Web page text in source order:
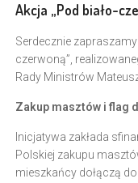
Akcja „Pod biało-
Serdecznie
czerwoną”,
Rady Ministrów
Zakup masztów i flag
Inicjatywa zakłada
Polskiej zakupu
mieszkańcy dołączą